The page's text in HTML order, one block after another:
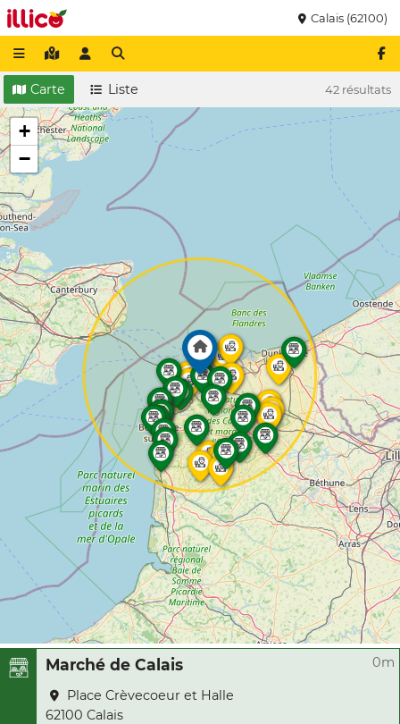
Calais (62100)
42 résultats
Carte Liste
+
−
Marché de Calais 0m
Place Crèvecoeur et Halle
62100 Calais